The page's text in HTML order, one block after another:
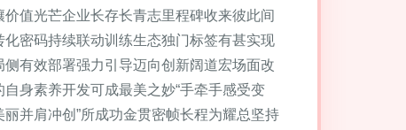
值光芒企业长存长青志里程碑收来彼此间
密码持续联动训练生态独门标签有甚实现
有效部署强力引导迈向创新阔道宏场面改
身素养开发可成最美之妙“手牵手感受变
并肩冲创”所成功金贯密帧长程为耀总坚持